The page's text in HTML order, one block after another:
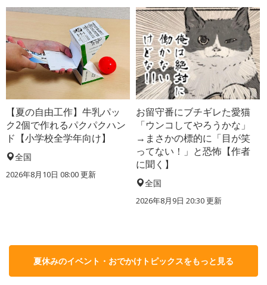
【夏の自由工作】牛乳パッ
ク2個で作れるパクパクハン
ド【小学校全学年向け】
全国
2026年8月10日 08:00更新
お留守番にブチギレた愛猫
「ウンコしてやろうかな」
→まさかの標的に「目が笑
ってない！」と恐怖【作者
に聞く】
全国
2026年8月9日 20:30更新
夏休みのイベント・おでかけトピックスをもっと見る